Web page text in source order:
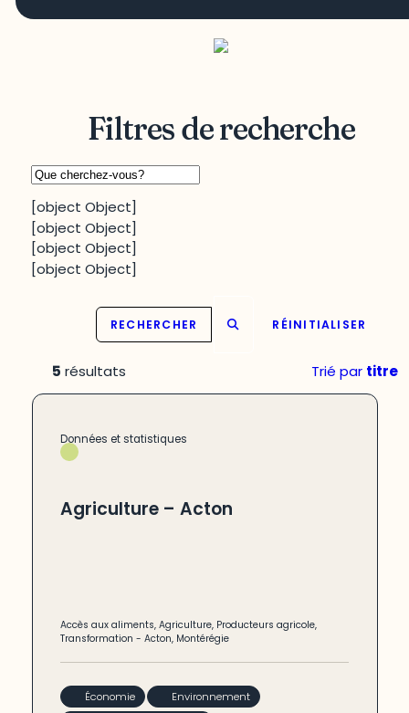
Filtres de recherche
[object Object]
[object Object]
[object Object]
[object Object]
RECHERCHER RÉINITIALISER
5 résultats Trié par titre
Données et statistiques
Agriculture – Acton
Accès aux aliments,Agriculture, Producteurs agricole,
Transformation -Acton, Montérégie
Économie
Environnement